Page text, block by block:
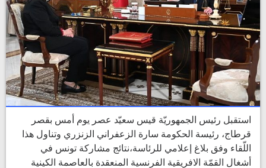
استقبل رئيس الجمهوريّة قيس سعيّد عصر يوم أمس بقصر
قرطاج، رئيسة الحكومة سارة الزعفراني الزنزري وتناول هذا
اللّقاء وفق بلاغ إعلامي للرئاسة،نتائج مشاركة تونس في
أشغال القمّة الافريقية الفرنسية المنعقدة بالعاصمة الكينية